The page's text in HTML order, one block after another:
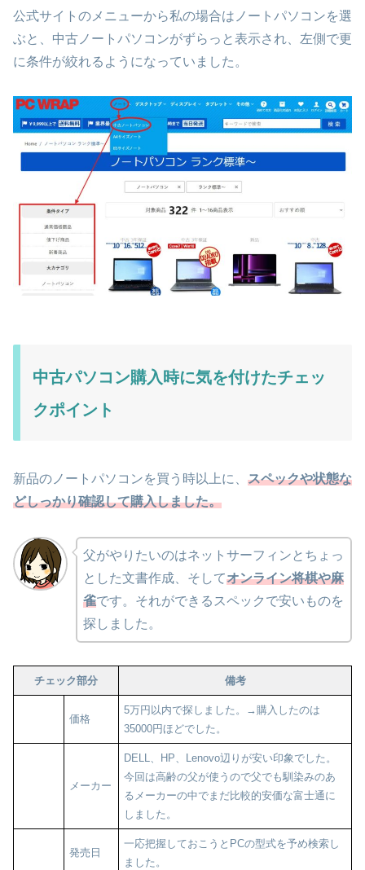
公式サイトのメニューから私の場合はノートパソコンを選
ぶと、中古ノートパソコンがずらっと表示され、左側で更
に条件が絞れるようになっていました。
中古パソコン購入時に気を付けたチェッ
クポイント
新品のノートパソコンを買う時以上に、 スペックや状態な
どしっかり確認して購入しました。
父がやりたいのはネットサーフィンとちょっ
とした文書作成、そしてオンライン将棋や麻
雀です。それができるスペックで安いものを
探しました。
チェック部分 備考
価格
5万円以内で探しました。→購入したのは
35000円ほどでした。
メーカー
DELL、HP、Lenovo辺りが安い印象でした。
今回は高齢の父が使うので父でも馴染みのあ
るメーカーの中でまだ比較的安価な富士通に
しました。
発売日
一応把握しておこうとPCの型式を予め検索し
ました。